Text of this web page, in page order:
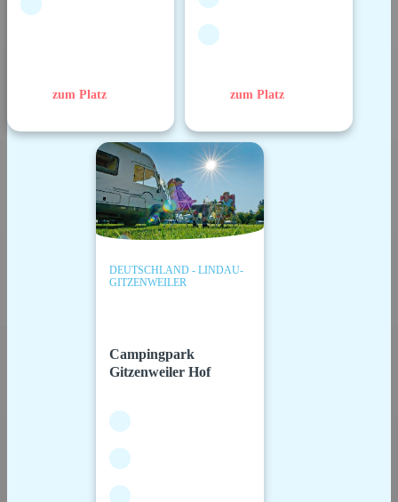
zum Platz zum Platz
DEUTSCHLAND - LINDAU-
GITZENWEILER
Campingpark
Gitzenweiler Hof